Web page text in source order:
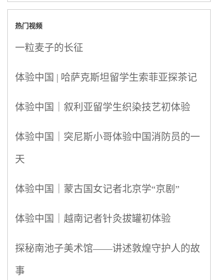
热门视频
一粒麦子的长征
体验中国 | 哈萨克斯坦留学生索菲亚探茶记
体验中国｜叙利亚留学生织染技艺初体验
体验中国｜突尼斯小哥体验中国消防员的一
天
体验中国｜蒙古国女记者北京学“京剧”
体验中国｜越南记者针灸拔罐初体验
探秘南池子美术馆——讲述敦煌守护人的故
事